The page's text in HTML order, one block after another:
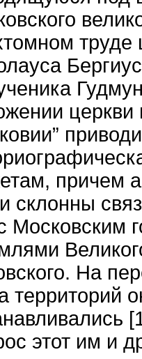
труде
церкви
причем
склонны
Московским
На
территорий
этот им и